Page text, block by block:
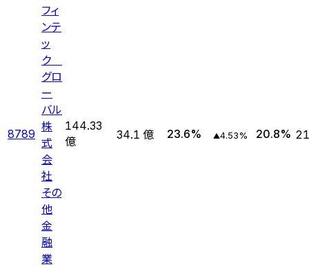
8789
フィ
ンテ
ッ
ク
グロ
ー
バル
株
式
会
社
その
他
金
融
業
144.33
億
34.1 億 23.6% ▲4.53% 20.8%